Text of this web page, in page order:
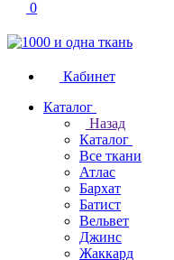
0
Кабинет
Каталог
Назад
Каталог
Все ткани
Атлас
Бархат
Батист
Вельвет
Джинс
Жаккард